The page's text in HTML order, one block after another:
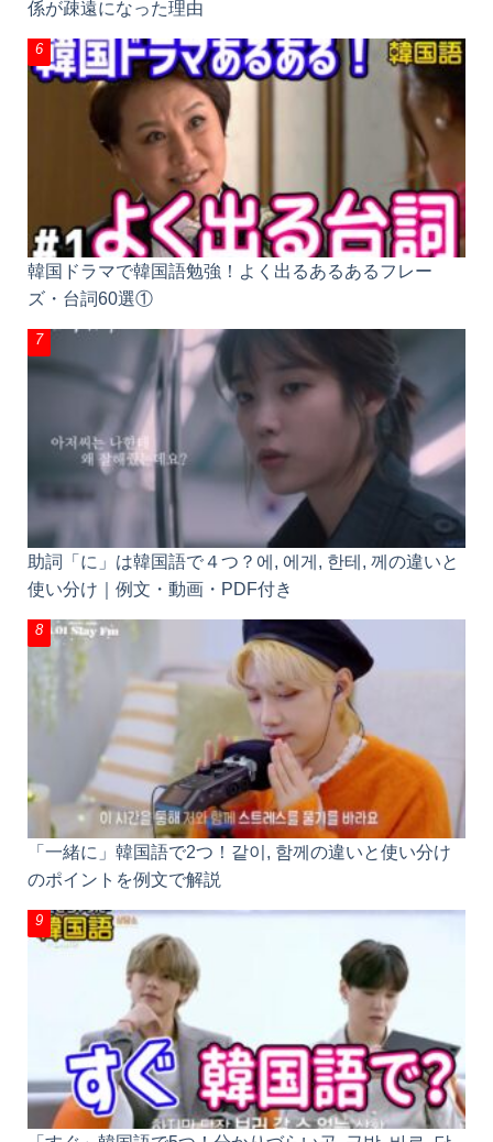
韓国ドラマで韓国語勉強！よく出るあるあるフレー
ズ・台詞60選①
助詞「に」は韓国語で４つ？에, 에게, 한테, 께の違い
と使い分け｜例文・動画・PDF付き
「一緒に」韓国語で2つ！같이, 함께の違いと使い分
けのポイントを例文で解説
「すぐ」韓国語で5つ！分かりづらい곧, 금방, 바로,
당장, 즉시の意味の違いと使い分け、바로の2つの意